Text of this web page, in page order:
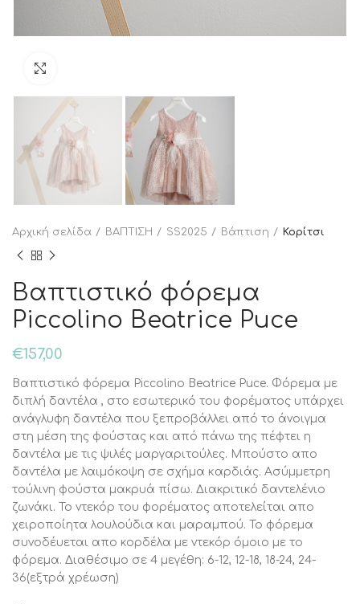
Αρχική σελίδα ΒΑΠΤΙΣΗ SS2025 Βάπτιση Κορίτσι
Βαπτιστικό φόρεμα
Piccolino Beatrice Puce
€157,00
Βαπτιστικό φόρεμα Piccolino Beatrice Puce. Φόρεμα με
διπλή δαντέλα , στο εσωτερικό του φορέματος υπάρχει
ανάγλυφη δαντέλα που ξεπροβάλλει από το άνοιγμα
στη μέση της φούστας και από πάνω της πέφτει η
δαντέλα με τις ψιλές μαργαριτούλες. Μπούστο απο
δαντέλα με λαιμόκοψη σε σχήμα καρδιάς. Ασύμμετρη
τούλινη φούστα μακρυά πίσω. Διακριτικό δαντελένιο
ζωνάκι. Το ντεκόρ του φορέματος αποτελείται απο
χειροποίητα λουλούδια και μαραμπού. Το φόρεμα
συνοδέυεται απο κορδέλα με ντεκόρ όμοιο με το
φόρεμα. Διαθέσιμο σε 4 μεγέθη: 6-12, 12-18, 18-24, 24-
36(εξτρά χρέωση)